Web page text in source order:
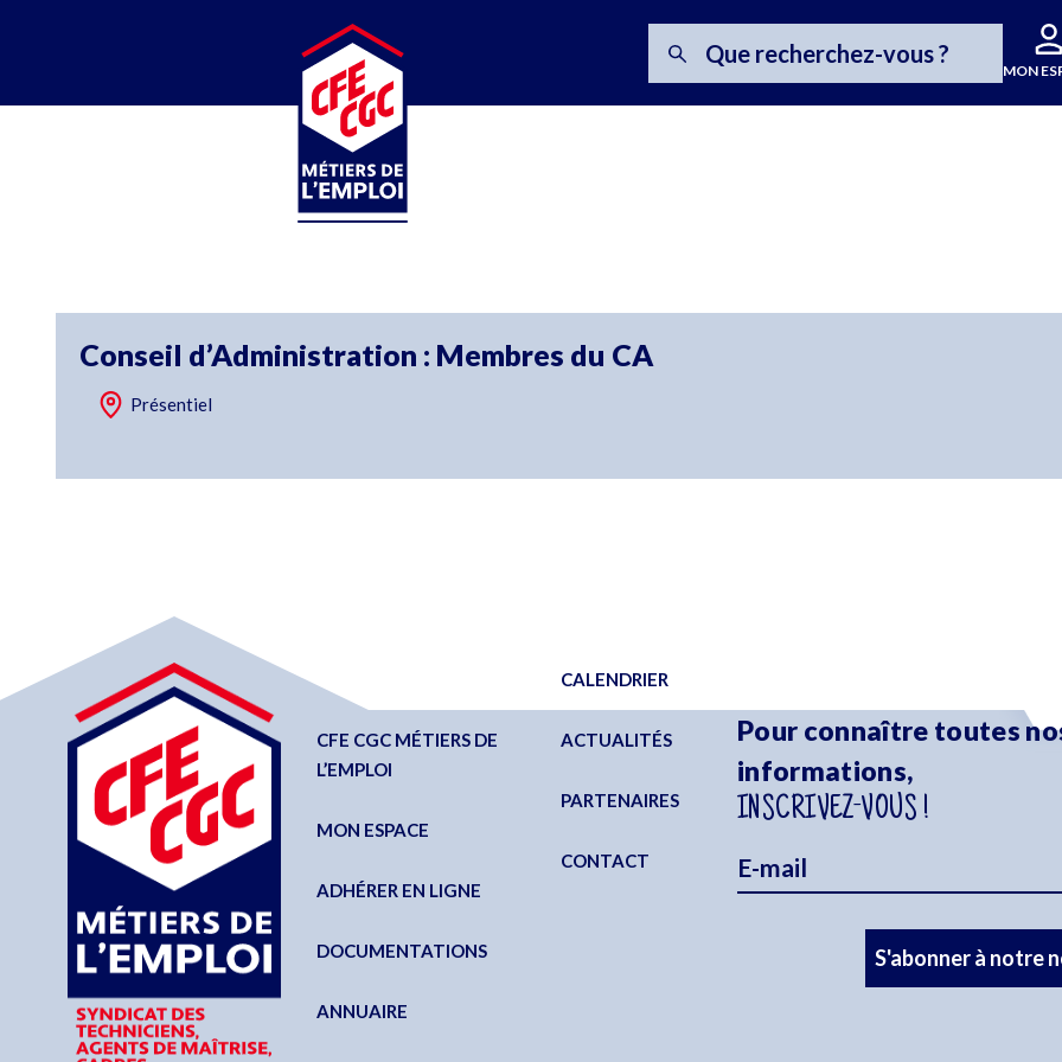
MON
MÉTIERS DE L’EMPLOI
MON
Conseil d’Administration : Membres du CA
Présentiel
CFE CGC MÉTIERS DE
L’EMPLOI
MON ESPACE
ADHÉRER EN LIGNE
DOCUMENTATIONS
ANNUAIRE
CALENDRIER
ACTUALITÉS
PARTENAIRES
CONTACT
Pour connaître toutes
informations,
INSCRIVEZ-VOUS !
S'abonner à notre